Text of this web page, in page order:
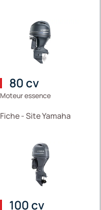
80 cv
Moteur essence
Fiche - Site Yamaha
100 cv